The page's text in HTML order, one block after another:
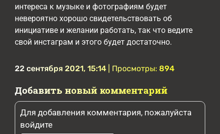
интереса к музыке и фотографиям будет
невероятно хорошо свидетельствовать об
инициативе и желании работать, так что ведите
свой инстаграм и этого будет достаточно.
22 сентября 2021, 15:14 | Просмотры: 894
Добавить новый комментарий
Для добавления комментария, пожалуйста
войдите